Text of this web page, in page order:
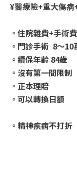
¥醫療險+重大傷病
。住院雜費+手術
。門診手術 8～10
。續保年齡 84歲
。沒有第一間限制
。正本理賠
。可以轉換日額
。精神疾病不打折